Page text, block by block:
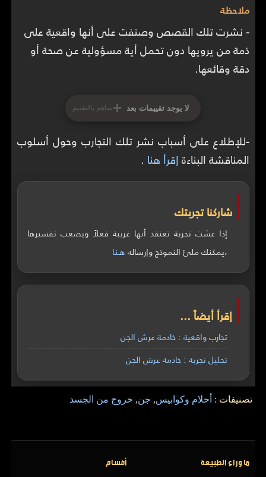
ملاحظة
-نشرت تلك القصص وصنفت على أنها واقعية على
ذمة من يرويها دون تحمل أية مسؤولية عن صحة أو
دقة وقائعها.
لا يوجد تقييمات بعد +ساهم بالتقييم
-للإطلاع على أسباب نشر تلك التجارب وحول أسلوب
المناقشة البناءةإقرأ هنا .
شاركنا تجربتك
إذا عشت تجربة تعتقد أنها غريبة فعلاً ويصعب تفسيرها
،يمكنك ملئ النموذج وإرسالههـنـا
إقرأ أيضاً ...
تجارب واقعية : خادمة عرش الجن
تحليل تجربة : خادمة عرش الجن
تصنيفات : أحلام وكوابيس, جن, خروج من الجسد
ما وراء الطبيعة أقسام